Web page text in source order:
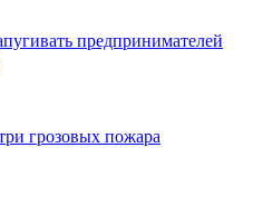
предпринимателей
грозовых пожара